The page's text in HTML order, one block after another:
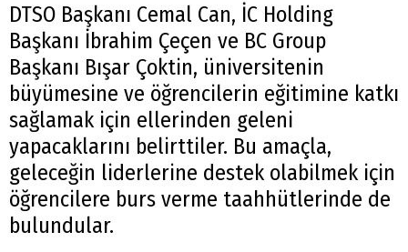
DTSO Başkanı Cemal Can, İC Holding
Başkanı İbrahim Çeçen ve BC Group
Başkanı Bışar Çoktin, üniversitenin
büyümesine ve öğrencilerin eğitimine katkı
sağlamak için ellerinden geleni
yapacaklarını belirttiler. Bu amaçla,
geleceğin liderlerine destek olabilmek için
öğrencilere burs verme taahhütlerinde de
bulundular.